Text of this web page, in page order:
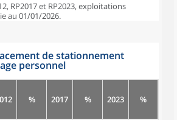
RP2017 et RP2023, exploitations
au 01/01/2026.
de stationnement
personnel
% 2017 % 2023 %